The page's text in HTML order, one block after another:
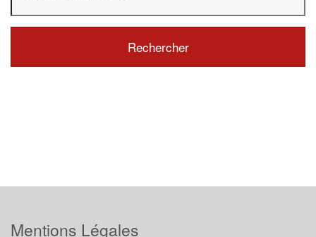
Mentions Légales